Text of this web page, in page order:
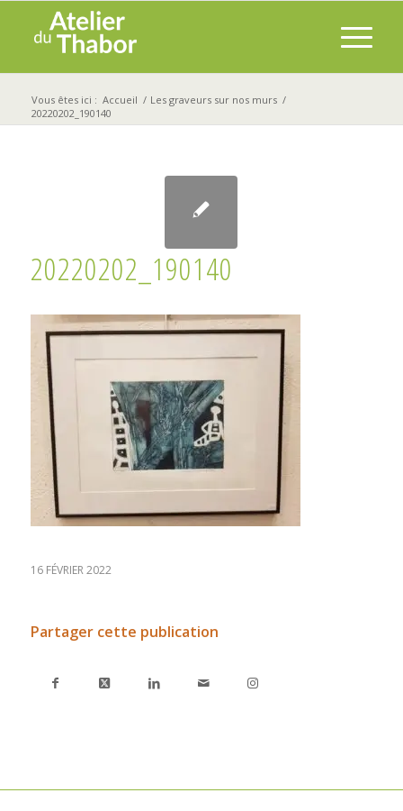
Vous êtes ici : Accueil / Les graveurs sur nos murs /
20220202_190140
20220202_190140
16 FÉVRIER 2022
Partager cette publication